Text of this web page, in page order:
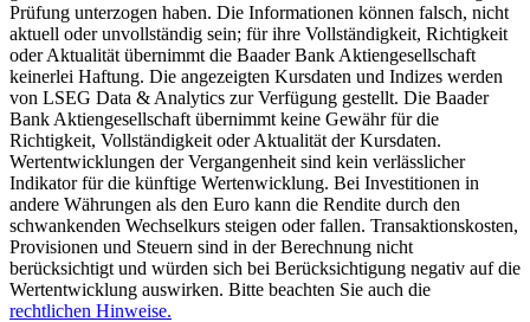
Prüfung unterzogen haben. Die Informationen können falsch, nicht
aktuell oder unvollständig sein; für ihre Vollständigkeit, Richtigkeit
oder Aktualität übernimmt die Baader Bank Aktiengesellschaft
keinerlei Haftung. Die angezeigten Kursdaten und Indizes werden
von LSEG Data & Analytics zur Verfügung gestellt. Die Baader
Bank Aktiengesellschaft übernimmt keine Gewähr für die
Richtigkeit, Vollständigkeit oder Aktualität der Kursdaten.
Wertentwicklungen der Vergangenheit sind kein verlässlicher
Indikator für die künftige Wertenwicklung. Bei Investitionen in
andere Währungen als den Euro kann die Rendite durch den
schwankenden Wechselkurs steigen oder fallen. Transaktionskosten,
Provisionen und Steuern sind in der Berechnung nicht
berücksichtigt und würden sich bei Berücksichtigung negativ auf die
Wertentwicklung auswirken. Bitte beachten Sie auch die
rechtlichen Hinweise.